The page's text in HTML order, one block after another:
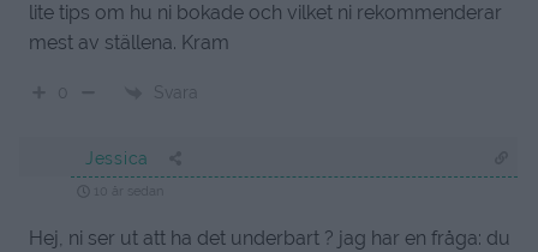
lite tips om hu ni bokade och vilket ni rekommenderar
mest av ställena. Kram
0 Svara
Jessica
10 år sedan
Hej, ni ser ut att ha det underbart ? jag har en fråga: du